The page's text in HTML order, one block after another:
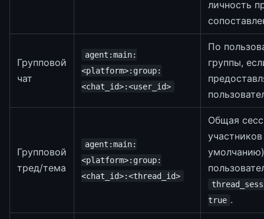
личность
Групповой
чат
agent:main:
<platform>:group:
<chat_id>:<user_id>
По
группы,
Групповой
тред/тема
agent:main:
<platform>:group:
<chat_id>:<thread_id>
Общая
true .